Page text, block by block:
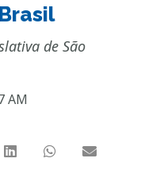
de São
AM